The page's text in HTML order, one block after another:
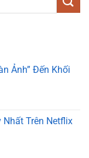
Ảnh” Đến Khối
Nhất Trên Netflix